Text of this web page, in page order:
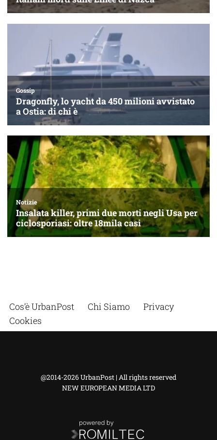
Cos’è UrbanPost Chi Siamo
Privacy
Cookies
@2014-2026 UrbanPost | All rights reserved
NEW EUROPEAN MEDIA LTD